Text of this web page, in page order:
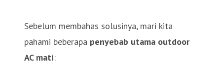
Sebelum membahas solusinya, mari kita
pahami beberapa penyebab utama outdoor
AC mati: